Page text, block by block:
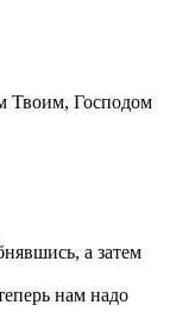
Твоим, Господом
а затем
нам надо